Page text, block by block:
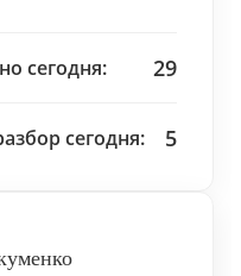
сегодня: 29
сегодня: 5